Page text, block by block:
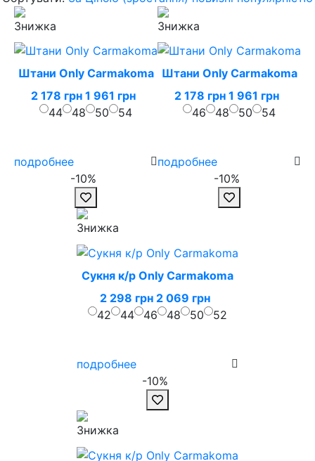
Штани Only Carmakoma
2 178 грн 1 961 грн
44
48 50 54
подробнее
-10%
Штани Only Carmakoma
2 178 грн 1 961 грн
46
48 50 54
подробнее
-10%
Сукня к/р Only Carmakoma
2 298 грн 2 069 грн
42
44 46 48 50 52
подробнее
-10%